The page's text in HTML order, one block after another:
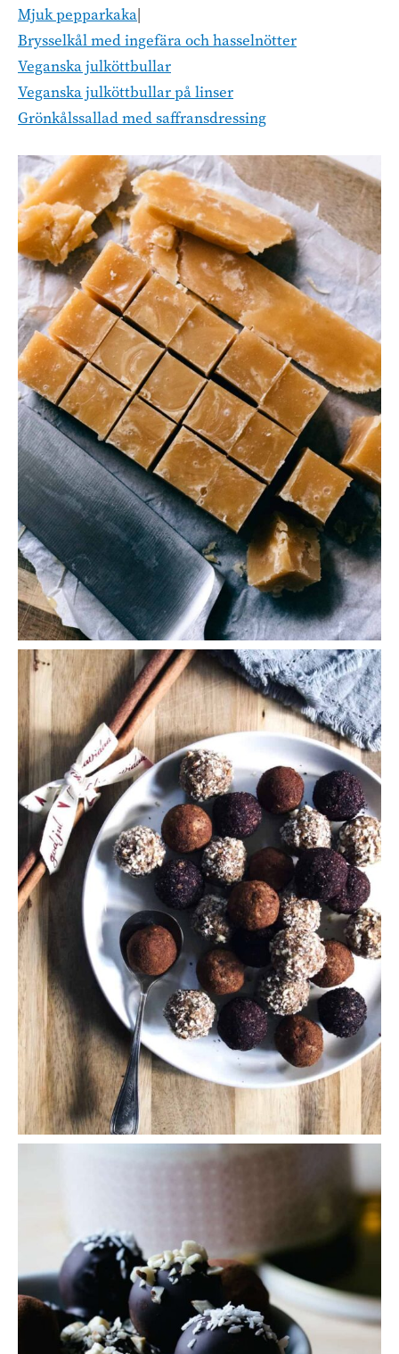
Mjuk pepparkaka|
Brysselkål med ingefära och hasselnötter
Veganska julköttbullar
Veganska julköttbullar på linser
Grönkålssallad med saffransdressing